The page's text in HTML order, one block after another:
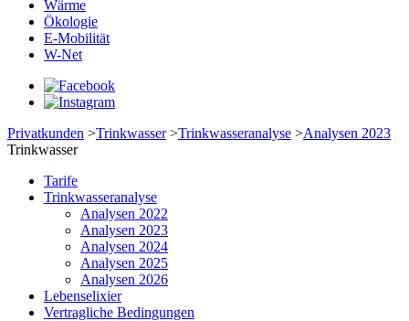
Wärme
Ökologie
E-Mobilität
W-Net
Privatkunden >Trinkwasser>Trinkwasseranalyse >Analysen 2023
Trinkwasser
Tarife
Trinkwasseranalyse
Analysen 2022
Analysen 2023
Analysen 2024
Analysen 2025
Analysen 2026
Lebenselixier
Vertragliche Bedingungen